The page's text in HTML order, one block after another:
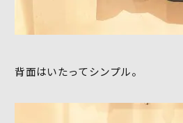
背面はいたってシンプル。